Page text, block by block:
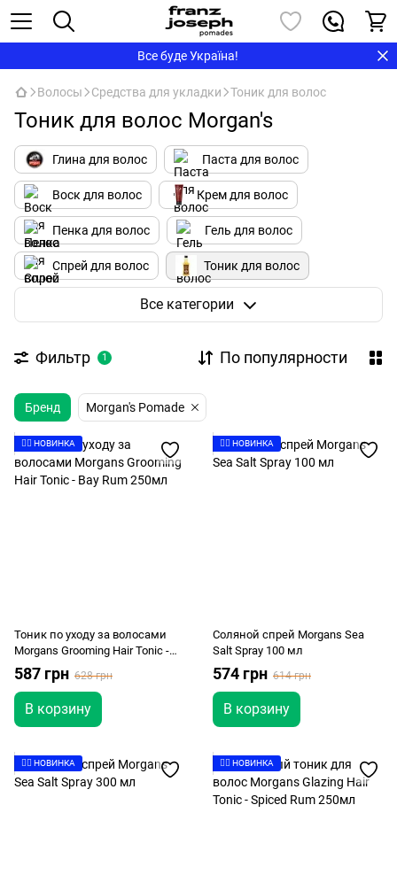
Все буде Україна!
Волосы Средства для укладки Тоник для волос
Тоник для волос Morgan's
Глина для волос Паста для волос
Воск для волос Крем для волос
Пенка для волос Гель для волос
Спрей для волос Тоник для волос
Помада для волос Пудра для волос
Все категории
Фильтр 1 По популярности
Бренд Morgan's Pomade
👉🏻 НОВИНКА
Тоник по уходу за волосами
Morgans Grooming Hair Tonic -
Bay Rum 250мл
587 грн 628 грн
В корзину
👉🏻 НОВИНКА
Соляной спрей Morgans Sea
Salt Spray 100 мл
574 грн 614 грн
В корзину
👉🏻 НОВИНКА 👉🏻 НОВИНКА